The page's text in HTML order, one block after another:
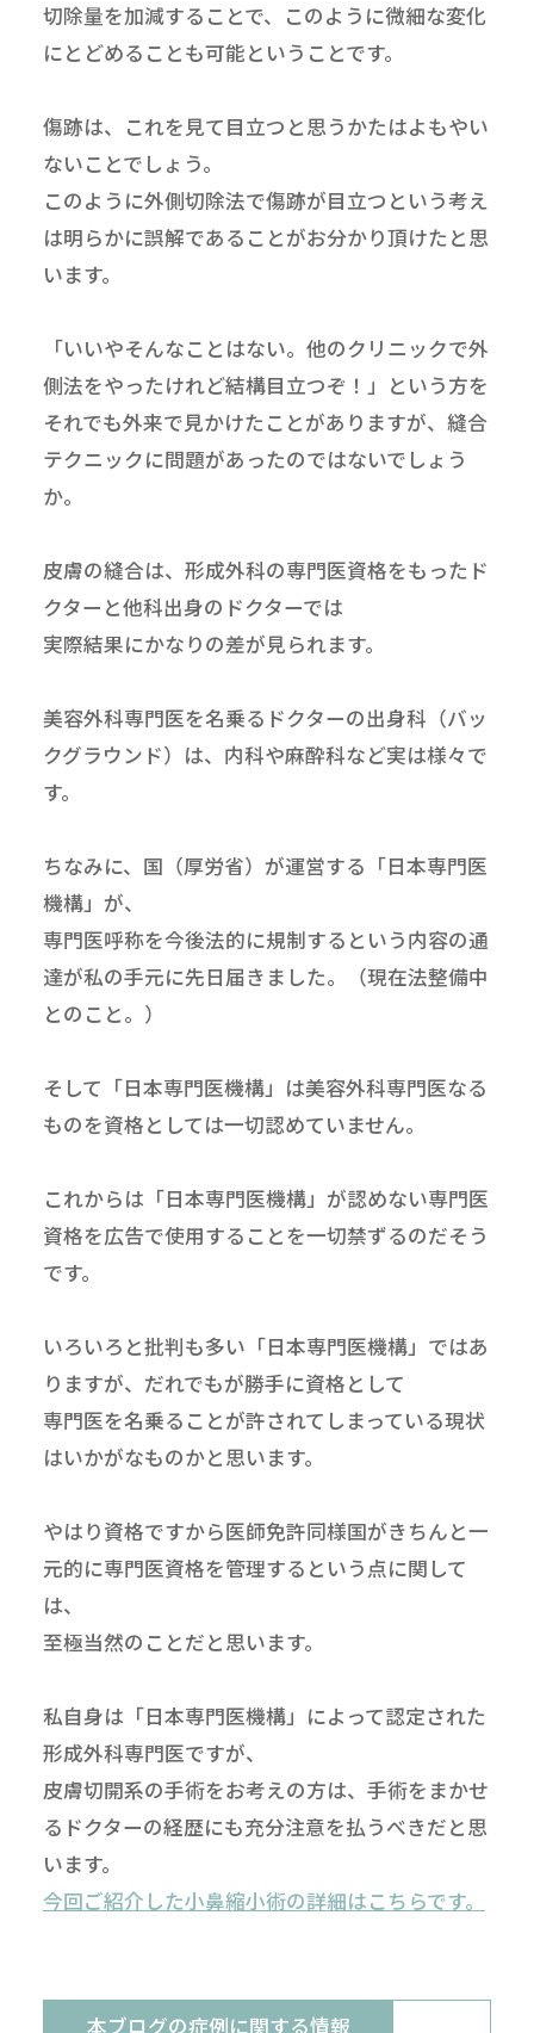
切除量を加減することで、このように微細な変化
にとどめることも可能ということです。
傷跡は、これを見て目立つと思うかたはよもやい
ないことでしょう。
このように外側切除法で傷跡が目立つという考え
は明らかに誤解であることがお分かり頂けたと思
います。
「いいやそんなことはない。他のクリニックで外
側法をやったけれど結構目立つぞ！」という方を
それでも外来で見かけたことがありますが、縫合
テクニックに問題があったのではないでしょう
か。
皮膚の縫合は、形成外科の専門医資格をもったド
クターと他科出身のドクターでは
実際結果にかなりの差が見られます。
美容外科専門医を名乗るドクターの出身科（バッ
クグラウンド）は、内科や麻酔科など実は様々で
す。
ちなみに、国（厚労省）が運営する「日本専門医
機構」が、
専門医呼称を今後法的に規制するという内容の通
達が私の手元に先日届きました。（現在法整備中
とのこと。）
そして「日本専門医機構」は美容外科専門医なる
ものを資格としては一切認めていません。
これからは「日本専門医機構」が認めない専門医
資格を広告で使用することを一切禁ずるのだそう
です。
いろいろと批判も多い「日本専門医機構」ではあ
りますが、だれでもが勝手に資格として
専門医を名乗ることが許されてしまっている現状
はいかがなものかと思います。
やはり資格ですから医師免許同様国がきちんと一
元的に専門医資格を管理するという点に関して
は、
至極当然のことだと思います。
私自身は「日本専門医機構」によって認定された
形成外科専門医ですが、
皮膚切開系の手術をお考えの方は、手術をまかせ
るドクターの経歴にも充分注意を払うべきだと思
います。
今回ご紹介した小鼻縮小術の詳細はこちらです。
本ブログの症例に関する情報